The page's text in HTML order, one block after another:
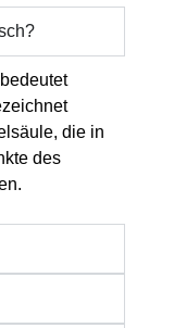
die in
des